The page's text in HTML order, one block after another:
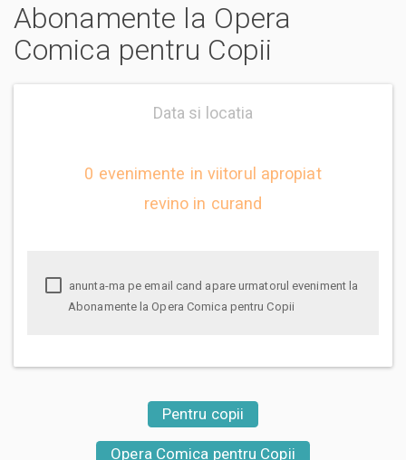
Abonamente la Opera
Comica pentru Copii
Data si locatia
0 evenimente in viitorul apropiat
revino in curand
Abonamente la Opera Comica pentru Copii
Pentru copii
Opera Comica pentru Copii